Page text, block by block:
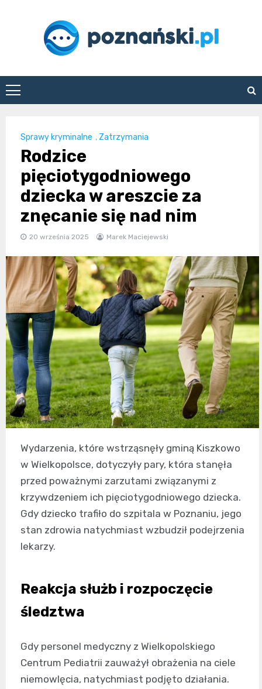
poznanski.pl
Sprawy kryminalne , Zatrzymania
Rodzice
pięciotygodniowego
dziecka w areszcie za
znęcanie się nad nim
20 września 2025 Marek Maciejewski
Wydarzenia, które wstrząsnęły gminą Kiszkowo
w Wielkopolsce, dotyczyły pary, która stanęła
przed poważnymi zarzutami związanymi z
krzywdzeniem ich pięciotygodniowego dziecka.
Gdy dziecko trafiło do szpitala w Poznaniu, jego
stan zdrowia natychmiast wzbudził podejrzenia
lekarzy.
Reakcja służb i rozpoczęcie
śledztwa
Gdy personel medyczny z Wielkopolskiego
Centrum Pediatrii zauważył obrażenia na ciele
niemowlęcia, natychmiast podjęto działania.